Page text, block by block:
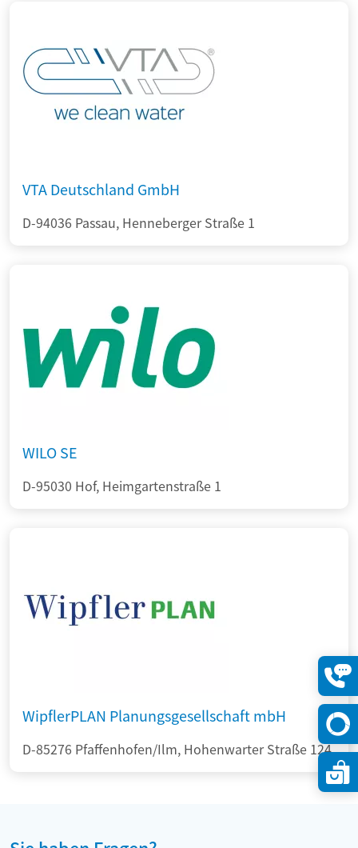
VTA Deutschland GmbH
D-94036 Passau, Henneberger Straße 1
WILO SE
D-95030 Hof, Heimgartenstraße 1
WipflerPLAN Planungsgesellschaft mbH
D-85276 Pfaffenhofen/Ilm, Hohenwarter Straße 124